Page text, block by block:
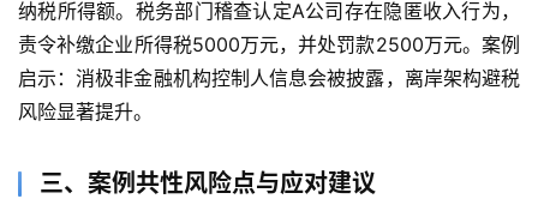
纳税所得额。税务部门稽查认定A公司存在隐匿收入行为，
责令补缴企业所得税5000万元，并处罚款2500万元。案例
启示：消极非金融机构控制人信息会被披露，离岸架构避税
风险显著提升。
三、案例共性风险点与应对建议